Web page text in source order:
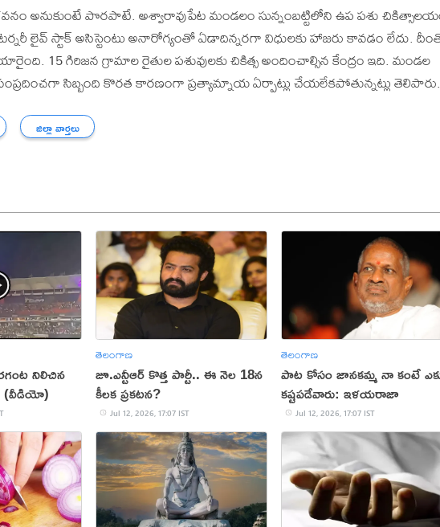
అనుకుంటే పొరపాటే. అశ్వారావుపేట మండలం సున్నంబట్టిలోని ఉప పశు
లైవ్ స్టాక్ అసిస్టెంటు అనారోగ్యంతో ఏడాదిన్నరగా విధులకు హాజరు కావడం లేదు.
15 గిరిజన గ్రామాల రైతుల పశువులకు చికిత్స అందించాల్సిన కేంద్రం ఇది. మండల
సిబ్బంది కొరత కారణంగా ప్రత్యామ్నాయ ఏర్పాట్లు చేయలేకపోతున్నట్లు తెలిపారు.
జిల్లా వార్తలు
నిలిచిన
(వీడియో)
తెలంగాణ
జూ.ఎన్టీఆర్ కొత్త పార్టీ.. ఈ నెల 18న
కీలక ప్రకటన?
Jul 12, 2026, 17:07 IST
తెలంగాణ
పాట కోసం జానకమ్మ నా కంటే
కష్టపడేవారు: ఇళయరాజా
Jul 12, 2026, 17:07 IST